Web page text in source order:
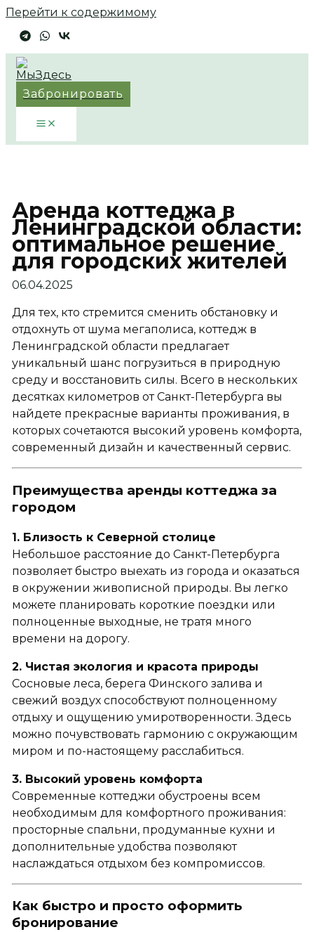
Перейти к содержимому
Забронировать
Аренда коттеджа в
Ленинградской области:
оптимальное решение
для городских жителей
06.04.2025
Для тех, кто стремится сменить обстановку и
отдохнуть от шума мегаполиса, коттедж в
Ленинградской области предлагает
уникальный шанс погрузиться в природную
среду и восстановить силы. Всего в нескольких
десятках километров от Санкт-Петербурга вы
найдете прекрасные варианты проживания, в
которых сочетаются высокий уровень комфорта,
современный дизайн и качественный сервис.
Преимущества аренды коттеджа за
городом
1. Близость к Северной столице
Небольшое расстояние до Санкт-Петербурга
позволяет быстро выехать из города и оказаться
в окружении живописной природы. Вы легко
можете планировать короткие поездки или
полноценные выходные, не тратя много
времени на дорогу.
2. Чистая экология и красота природы
Сосновые леса, берега Финского залива и
свежий воздух способствуют полноценному
отдыху и ощущению умиротворенности. Здесь
можно почувствовать гармонию с окружающим
миром и по-настоящему расслабиться.
3. Высокий уровень комфорта
Современные коттеджи обустроены всем
необходимым для комфортного проживания:
просторные спальни, продуманные кухни и
дополнительные удобства позволяют
наслаждаться отдыхом без компромиссов.
Как быстро и просто оформить
бронирование